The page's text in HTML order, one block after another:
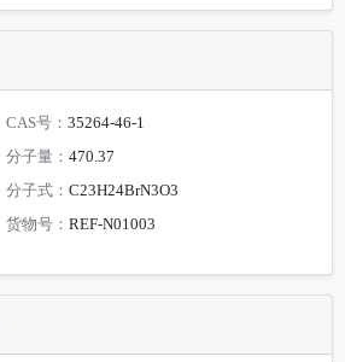
CAS号：35264-46-1
分子量：470.37
分子式：C23H24BrN3O3
货物号：REF-N01003